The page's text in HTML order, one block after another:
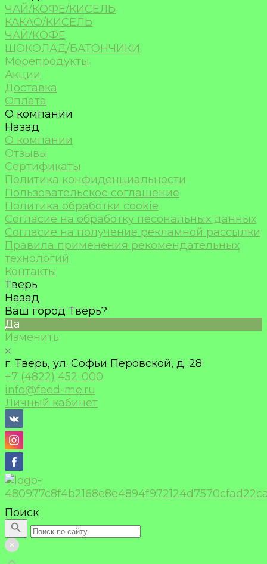
ЧАЙ/КОФЕ/КИСЕЛЬ
КАКАО/КИСЕЛЬ
ЧАЙ/КОФЕ
ШОКОЛАД/БАТОНЧИКИ
Морепродукты
Акции
Доставка
Оплата
О компании
Назад
О компании
Отзывы
Сертификаты
Политика конфиденциальности
Пользовательское соглашение
Политика обработки cookie
Согласие на обработку песональных данных
Согласие на получение рекламной рассылки
Правила применения рекомендательных
технологий
Контакты
Тверь
Назад
Ваш город Тверь?
Да
Изменить
г. Тверь, ул. Софьи Перовской, д. 28
+7 (4822) 452-000
info@feed-me.ru
Личный кабинет
Поиск